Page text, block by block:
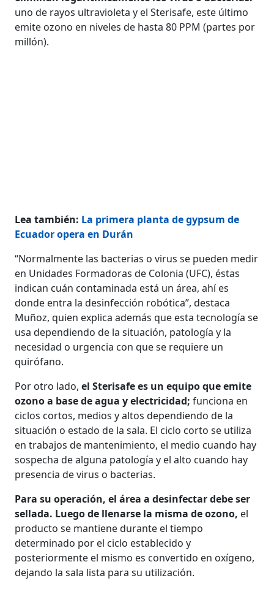
uno de rayos ultravioleta y el Sterisafe, este último
emite ozono en niveles de hasta 80 PPM (partes por
millón).
Lea también: La primera planta de gypsum de
Ecuador opera en Durán
“Normalmente las bacterias o virus se pueden medir
en Unidades Formadoras de Colonia (UFC), éstas
indican cuán contaminada está un área, ahí es
donde entra la desinfección robótica”, destaca
Muñoz, quien explica además que esta tecnología se
usa dependiendo de la situación, patología y la
necesidad o urgencia con que se requiere un
quirófano.
Por otro lado,el Sterisafe es un equipo que emite
ozono a base de agua y electricidad; funciona en
ciclos cortos, medios y altos dependiendo de la
situación o estado de la sala. El ciclo corto se utiliza
en trabajos de mantenimiento, el medio cuando hay
sospecha de alguna patología y el alto cuando hay
presencia de virus o bacterias.
Para su operación, el área a desinfectar debe ser
sellada. Luego de llenarse la misma de ozono, el
producto se mantiene durante el tiempo
determinado por el ciclo establecido y
posteriormente el mismo es convertido en oxígeno,
dejando la sala lista para su utilización.